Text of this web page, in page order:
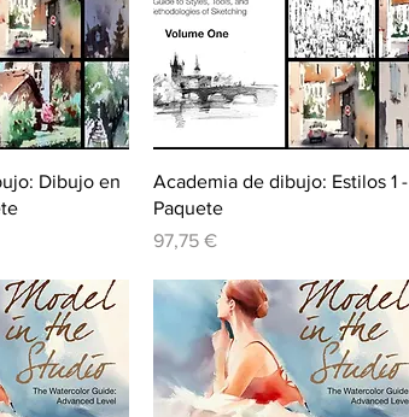
Dibujo en
Vista rápida
Academia de dibujo: Estilos 1 -
Paquete
Precio
97,75 €